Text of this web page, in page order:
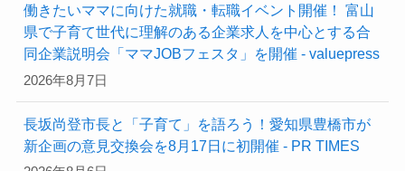
働きたいママに向けた就職・転職イベント開催！ 富山
県で子育て世代に理解のある企業求人を中心とする合
同企業説明会「ママJOBフェスタ」を開催 - valuepress
2026年8月7日
長坂尚登市長と「子育て」を語ろう！愛知県豊橋市が
新企画の意見交換会を8月17日に初開催 - PR TIMES